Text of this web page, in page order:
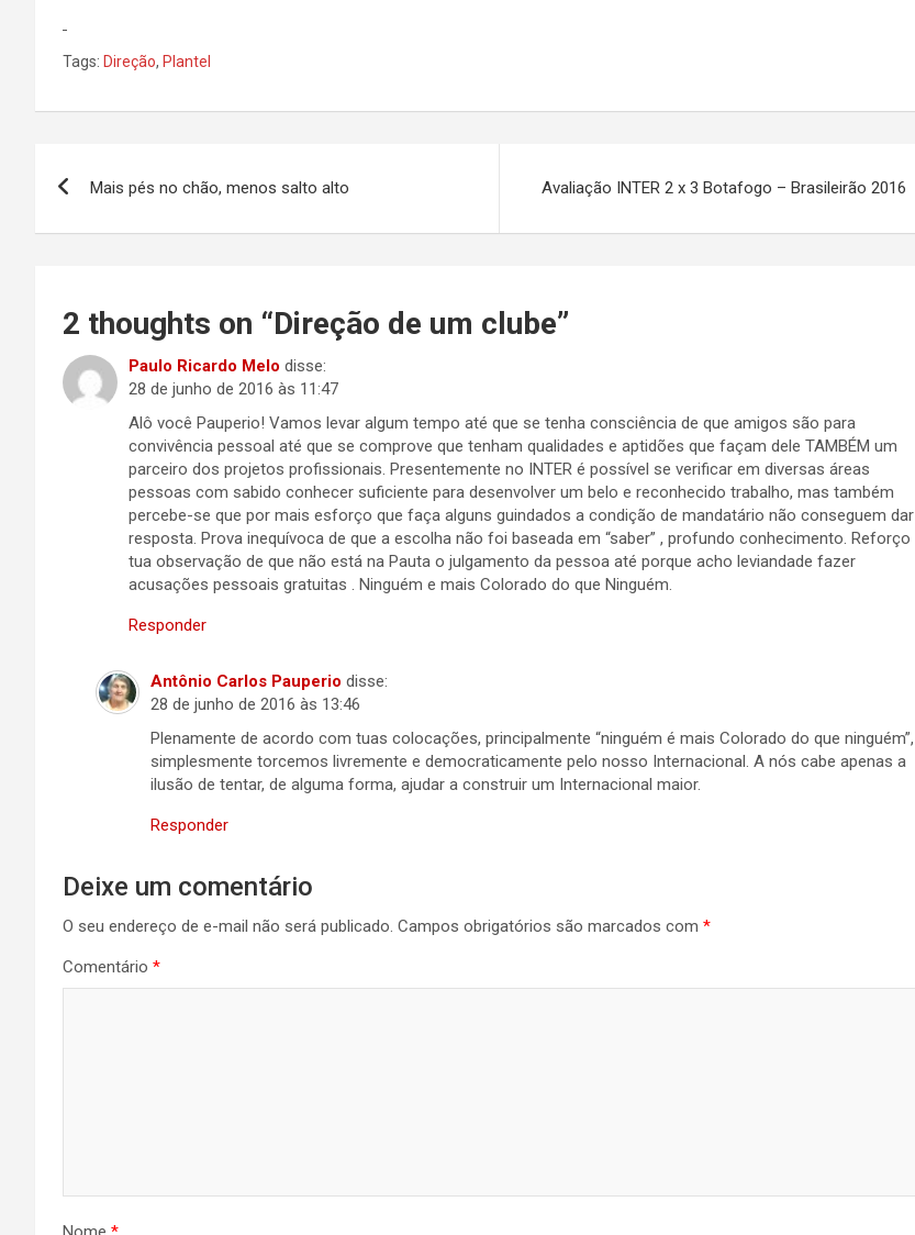
Tags: Direção, Plantel
Mais pés no chão, menos salto alto Avaliação INTER 2 x 3 Botafogo – Brasileirão 2016
2 thoughts on “Direção de um clube”
Paulo Ricardo Melo disse:
28 de junho de 2016 às 11:47
Alô você Pauperio! Vamos levar algum tempo até que se tenha consciência de que amigos são para
convivência pessoal até que se comprove que tenham qualidades e aptidões que façam dele TAMBÉM um
parceiro dos projetos profissionais. Presentemente no INTER é possível se verificar em diversas áreas
pessoas com sabido conhecer suficiente para desenvolver um belo e reconhecido trabalho, mas também
percebe-se que por mais esforço que faça alguns guindados a condição de mandatário não conseguem dar
resposta. Prova inequívoca de que a escolha não foi baseada em “saber” , profundo conhecimento. Reforço
tua observação de que não está na Pauta o julgamento da pessoa até porque acho leviandade fazer
acusações pessoais gratuitas . Ninguém e mais Colorado do que Ninguém.
Responder
Antônio Carlos Pauperio disse:
28 de junho de 2016 às 13:46
Plenamente de acordo com tuas colocações, principalmente “ninguém é mais Colorado do que ninguém”,
simplesmente torcemos livremente e democraticamente pelo nosso Internacional. A nós cabe apenas a
ilusão de tentar, de alguma forma, ajudar a construir um Internacional maior.
Responder
Deixe um comentário
O seu endereço de e-mail não será publicado. Campos obrigatórios são marcados com *
Comentário *